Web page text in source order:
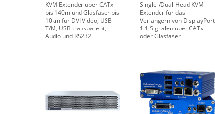
KVM Extender über CATx
bis 140m und Glasfaser bis
10km für DVI Video, USB
T/M, USB transparent,
Audio und RS232
Single-/Dual-Head KVM
Extender für das
Verlängern von DisplayPort
1.1 Signalen über CATx
oder Glasfaser